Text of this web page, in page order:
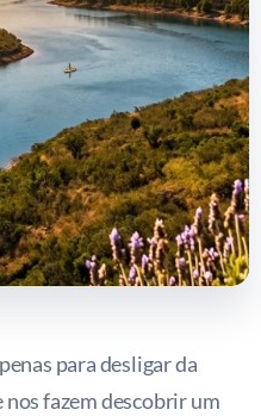
para desligar da
fazem descobrir um